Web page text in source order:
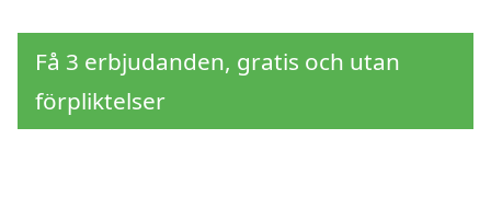
Få 3 erbjudanden, gratis och utan
förpliktelser